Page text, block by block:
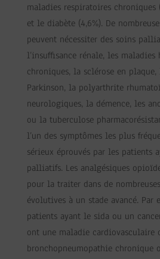
maladies respiratoires chroniques
et le diabète (4,6%). De
peuvent nécessiter des soins
l’insuffisance rénale, les maladies
chroniques, la sclérose en
Parkinson, la polyarthrite
neurologiques, la démence, les
ou la tuberculose
l’un des symptômes les plus
sérieux éprouvés par les patients
palliatifs. Les analgésiques
pour la traiter dans de
évolutives à un stade avancé. Par
patients ayant le sida ou un
ont une maladie cardiovasculaire
bronchopneumopathie chronique